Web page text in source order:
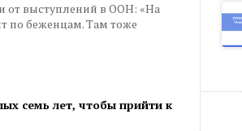
от выступлений в ООН: «На
по беженцам. Там тоже
семь лет, чтобы прийти к